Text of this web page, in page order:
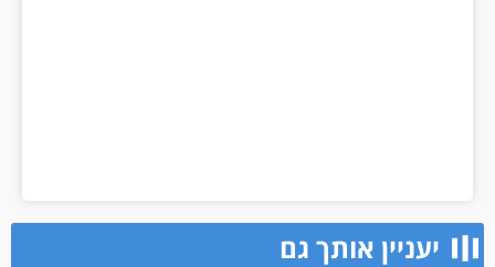
יעניין אותך גם